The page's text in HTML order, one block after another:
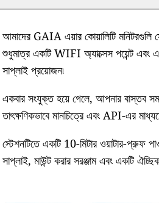
আমাদের GAIA এয়ার কোয়ালিটি
শুধুমাত্র একটি WIFI অ্যাক্সেস পয়েন্ট এবং
সাপ্লাই প্রয়োজন৷
একবার সংযুক্ত হয়ে গেলে, আপনার বাস্তব
তাৎক্ষণিকভাবে মানচিত্রে এবং API-এর
স্টেশনটিতে একটি 10-মিটার ওয়াটার-প্রুফ
সাপ্লাই, মাউন্ট করার সরঞ্জাম এবং একটি